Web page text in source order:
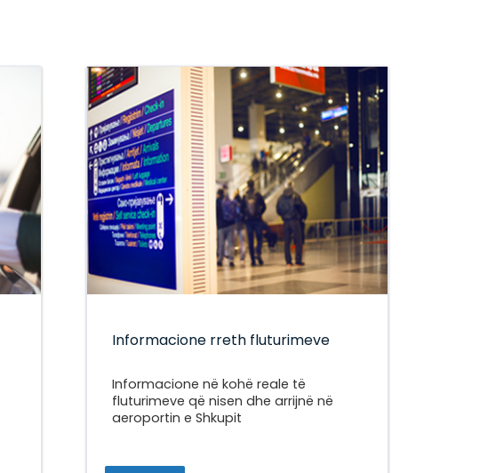
Informacione rreth fluturimeve
Informacione në kohë reale të
fluturimeve që nisen dhe arrijnë në
aeroportin e Shkupit